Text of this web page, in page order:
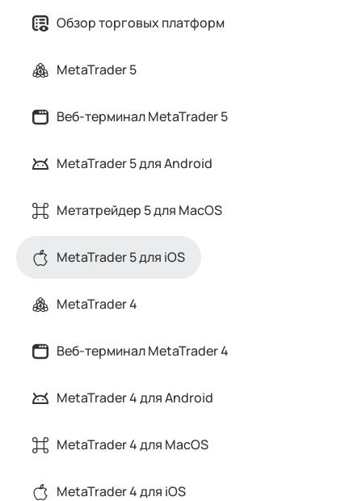
Обзор торговых платформ
MetaTrader 5
Веб-терминал MetaTrader 5
MetaTrader 5 для Android
Метатрейдер 5 для MacOS
MetaTrader 5 для iOS
MetaTrader 4
Веб-терминал MetaTrader 4
MetaTrader 4 для Android
MetaTrader 4 для MacOS
MetaTrader 4 для iOS